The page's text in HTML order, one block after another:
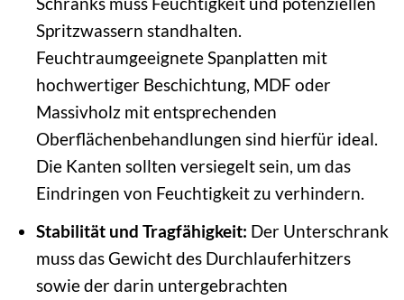
Spritzwassern standhalten.
Feuchtraumgeeignete Spanplatten mit
hochwertiger Beschichtung, MDF oder
Massivholz mit entsprechenden
Oberflächenbehandlungen sind hierfür ideal.
Die Kanten sollten versiegelt sein, um das
Eindringen von Feuchtigkeit zu verhindern.
Stabilität und Tragfähigkeit: Der Unterschrank
muss das Gewicht des Durchlauferhitzers
sowie der darin untergebrachten